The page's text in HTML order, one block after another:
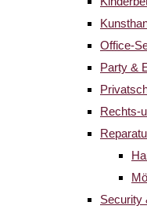
Office-
Party &
Rechts-
Security